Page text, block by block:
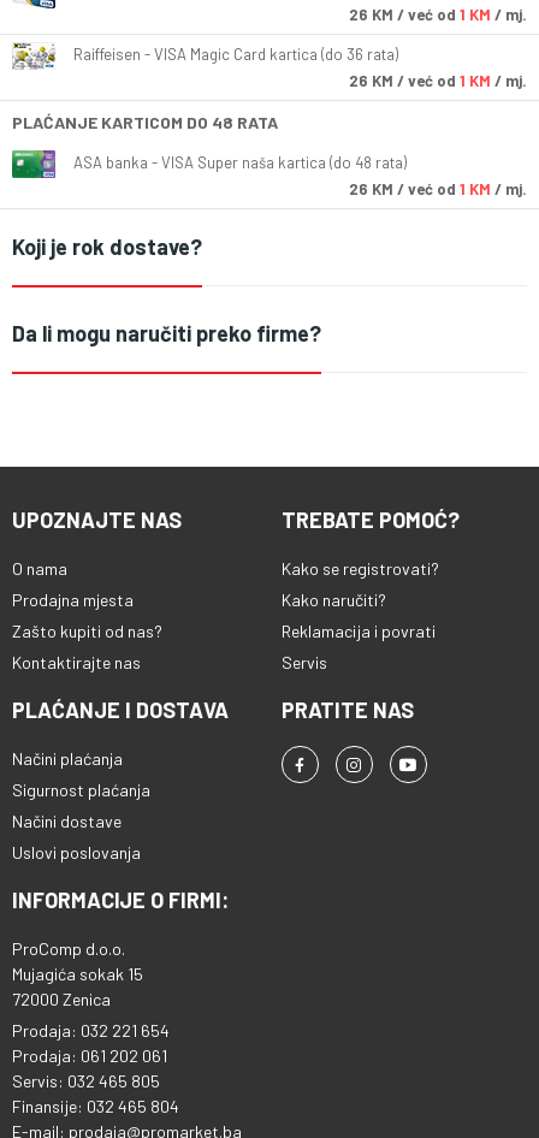
26 KM / već od 1 KM / mj.
Raiffeisen - VISA Magic Card kartica (do 36 rata)
26 KM / već od 1 KM / mj.
PLAĆANJE KARTICOM DO 48 RATA
ASA banka - VISA Super naša kartica (do 48 rata)
26 KM / već od 1 KM / mj.
Koji je rok dostave?
Da li mogu naručiti preko firme?
UPOZNAJTE NAS
O nama
Prodajna mjesta
Zašto kupiti od nas?
Kontaktirajte nas
TREBATE POMOĆ?
Kako se registrovati?
Kako naručiti?
Reklamacija i povrati
Servis
PLAĆANJE I DOSTAVA
Načini plaćanja
Sigurnost plaćanja
Načini dostave
Uslovi poslovanja
PRATITE NAS
INFORMACIJE O FIRMI:
ProComp d.o.o.
Mujagića sokak 15
72000 Zenica
Prodaja: 032 221 654
Prodaja: 061 202 061
Servis: 032 465 805
Finansije: 032 465 804
E-mail: prodaja@promarket.ba